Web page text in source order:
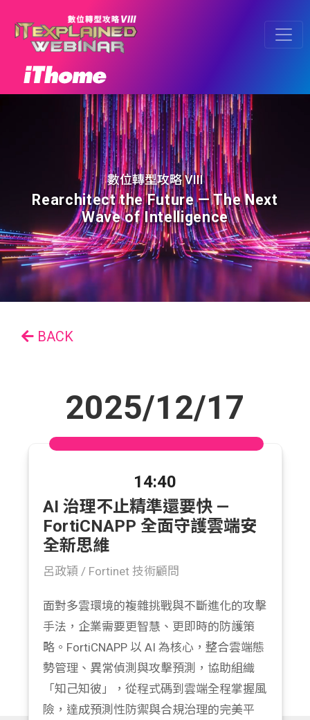
數位轉型攻略 VIII
Rearchitect the Future — The Next
Wave of Intelligence
BACK
2025/12/17
14:40
AI 治理不止精準還要快 —
FortiCNAPP 全面守護雲端安
全新思維
呂政穎 / Fortinet 技術顧問
面對多雲環境的複雜挑戰與不斷進化的攻擊
手法，企業需要更智慧、更即時的防護策
略。FortiCNAPP 以 AI 為核心，整合雲端態
勢管理、異常偵測與攻擊預測，協助組織
「知己知彼」，從程式碼到雲端全程掌握風
險，達成預測性防禦與合規治理的完美平